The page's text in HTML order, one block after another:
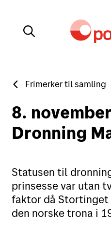
Min side
Kundeservice
Min side
Sende
Frimerker til samling
8.
Dronning
Statusen til
prinsesse var utan
faktor då
den norske trona i